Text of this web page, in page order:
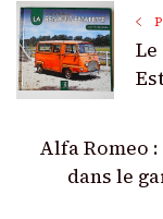
Post
Alfa Romeo
dans le